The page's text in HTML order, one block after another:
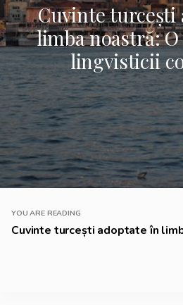
Cuvinte turcești
limba noastră:
lingvisticii
YOU ARE READING
Cuvinte turcești adoptate în